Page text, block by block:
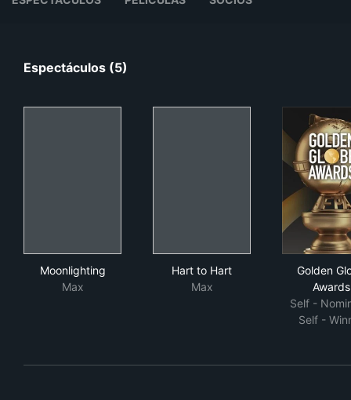
Espectáculos (5)
Moonlighting
Max
Hart to Hart
Max
Golden
Awards
Self -
Self -